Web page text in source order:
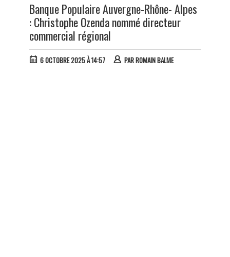
Banque Populaire Auvergne-Rhône- Alpes
: Christophe Ozenda nommé directeur
commercial régional
6 OCTOBRE 2025 À 14:57 PARROMAIN BALME